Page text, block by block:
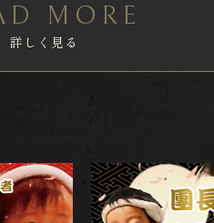
MORE
詳しく見る